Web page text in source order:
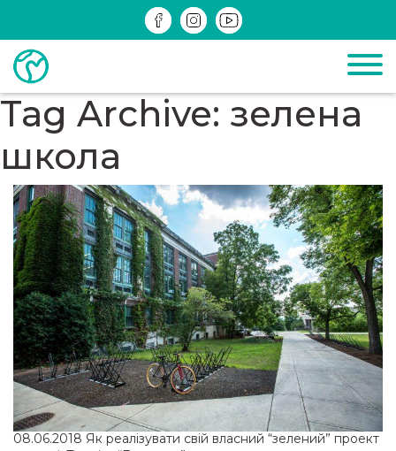
ДІЮЧІ
ІНФОМАТЕРІАЛИ
Tag Archive: зелена
школа
08.06.2018 Як реалізувати свій власний “зелений” проект